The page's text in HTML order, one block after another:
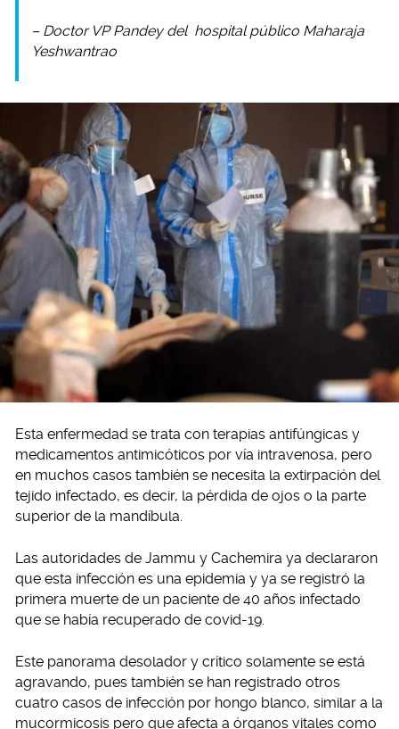
– Doctor VP Pandey del hospital público Maharaja
Yeshwantrao
Esta enfermedad se trata con terapias antifúngicas y
medicamentos antimicóticos por vía intravenosa, pero
en muchos casos también se necesita la extirpación del
tejido infectado, es decir, la pérdida de ojos o la parte
superior de la mandíbula.
Las autoridades de Jammu y Cachemira ya declararon
que esta infección es una epidemia y ya se registró la
primera muerte de un paciente de 40 años infectado
que se había recuperado de covid-19.
Este panorama desolador y crítico solamente se está
agravando, pues también se han registrado otros
cuatro casos de infección por hongo blanco, similar a la
mucormicosis pero que afecta a órganos vitales como